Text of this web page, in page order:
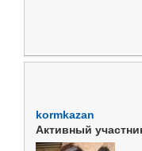
kormkazan
Активный